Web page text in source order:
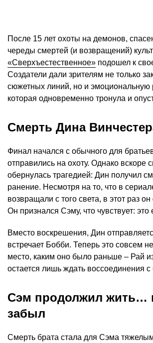
После 15 лет охоты на демонов,
череды смертей (и возвращений)
«Сверхъестественное» подошел к
Создатели дали зрителям не только
сюжетных линий, но и эмоциональную
которая одновременно тронула и
Смерть Дина
Финал начался с обычного для
отправились на охоту. Однако вскоре
обернулась трагедией: Дин получил
ранение. Несмотря на то, что в
возвращали с того света, в этот раз
Он признался Сэму, что чувствует: это
Вместо воскрешения, Дин
встречает Бобби. Теперь это совсем
место, каким оно было раньше – Рай
остается лишь ждать воссоединения с
Сэм продолжил жить…
забыл
Смерть брата стала для Сэма